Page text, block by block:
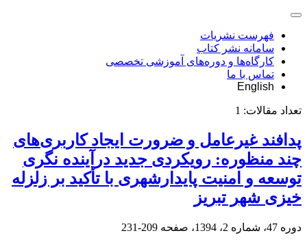
فهرست نشریات
سامانه نشر کتاب
کارگاه‌ها و دوره‌های آموزشی تخصصی
تماس با ما
English
تعداد مقالات: 1
پدافند غیرعامل و ضرورت ایجاد کاربری‌های
چند منظوره: رویکردی جدید درآینده نگری
توسعه و امنیت پایدارشهری با تأکید بر زلزله
خیزی شهر تبریز
دوره 47، شماره 2، 1394، صفحه 209-231